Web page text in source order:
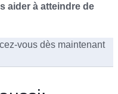
aider à atteindre de
vous dès maintenant